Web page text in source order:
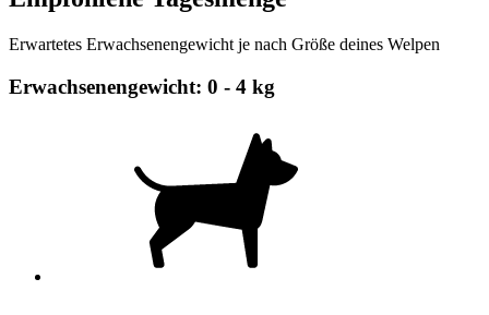
Erwartetes Erwachsenengewicht je nach Größe deines Welpen
Erwachsenengewicht: 0 - 4 kg